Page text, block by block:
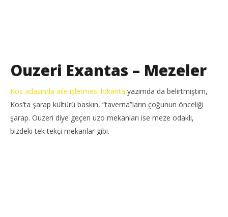
Ouzeri Exantas – Mezeler
Kos adasında aile işletmesi lokanta yazımda da belirtmiştim,
Kos’ta şarap kültürü baskın, “taverna”ların çoğunun önceliği
şarap. Ouzeri diye geçen uzo mekanları ise meze odaklı,
bizdeki tek tekçi mekanlar gibi.